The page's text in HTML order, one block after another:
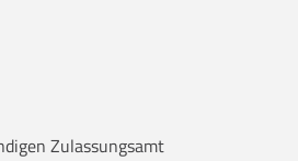
Zulassungsamt